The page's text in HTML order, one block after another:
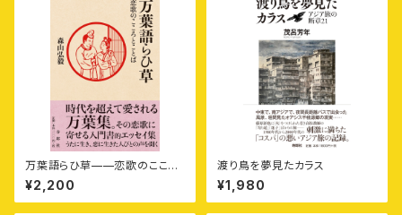
万葉語らひ草——恋歌のこころ
とことば
¥2,200
渡り鳥を夢見たカラス
¥1,980